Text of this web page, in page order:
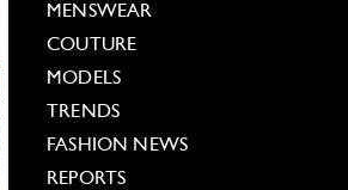
MENSWEAR
COUTURE
MODELS
TRENDS
FASHION NEWS
REPORTS